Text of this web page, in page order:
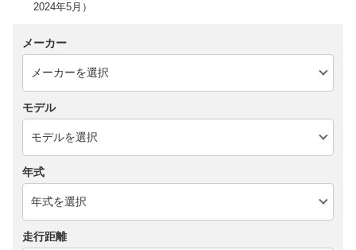
2024年5月）
メーカー
モデル
年式
走行距離